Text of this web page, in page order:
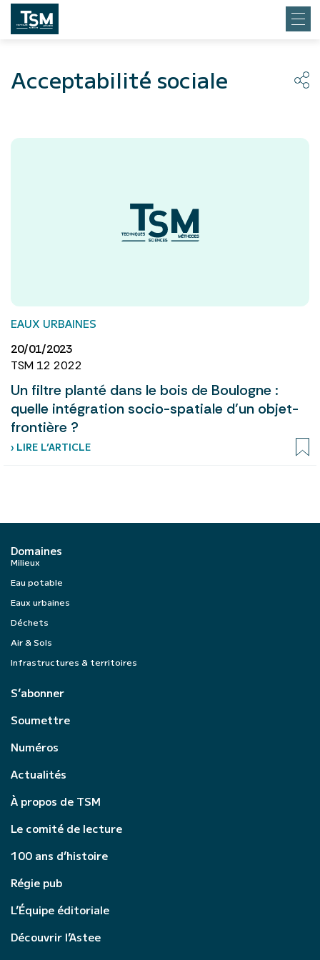
Acceptabilité sociale
EAUX URBAINES
20/01/2023
TSM 12 2022
Un filtre planté dans le bois de Boulogne :
quelle intégration socio-spatiale d’un objet-
frontière ?
› LIRE L’ARTICLE
Domaines
Milieux
Eau potable
Eaux urbaines
Déchets
Air & Sols
Infrastructures & territoires
S’abonner
Soumettre
Numéros
Actualités
À propos de TSM
Le comité de lecture
100 ans d’histoire
Régie pub
L’Équipe éditoriale
Découvrir l’Astee